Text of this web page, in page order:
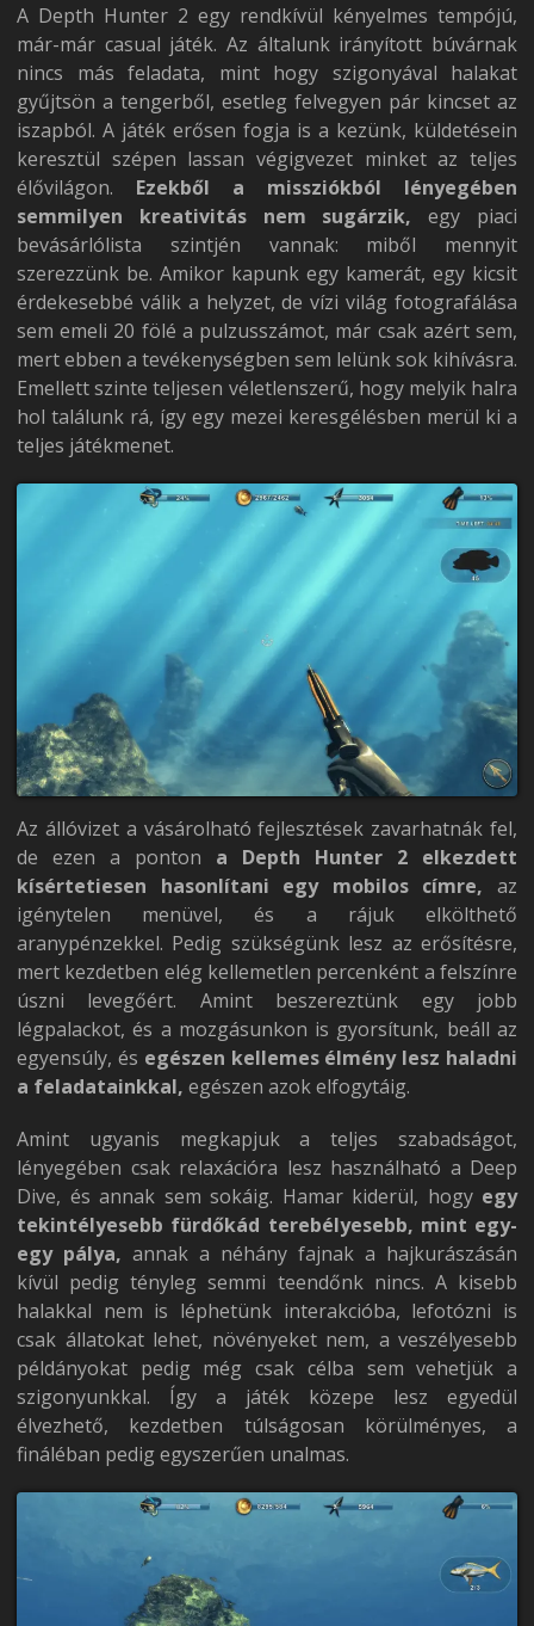
A Depth Hunter 2 egy rendkívül kényelmes tempójú,
már-már casual játék. Az általunk irányított búvárnak
nincs más feladata, mint hogy szigonyával halakat
gyűjtsön a tengerből, esetleg felvegyen pár kincset az
iszapból. A játék erősen fogja is a kezünk, küldetésein
keresztül szépen lassan végigvezet minket az teljes
élővilágon. Ezekből a missziókból lényegében
semmilyen kreativitás nem sugárzik,egy piaci
bevásárlólista szintjén vannak: miből mennyit
szerezzünk be. Amikor kapunk egy kamerát, egy kicsit
érdekesebbé válik a helyzet, de vízi világ fotografálása
sem emeli 20 fölé a pulzusszámot, már csak azért sem,
mert ebben a tevékenységben sem lelünk sok kihívásra.
Emellett szinte teljesen véletlenszerű, hogy melyik halra
hol találunk rá, így egy mezei keresgélésben merül ki a
teljes játékmenet.
Az állóvizet a vásárolható fejlesztések zavarhatnák fel,
de ezen a ponton a Depth Hunter 2 elkezdett
kísértetiesen hasonlítani egy mobilos címre, az
igénytelen menüvel, és a rájuk elkölthető
aranypénzekkel. Pedig szükségünk lesz az erősítésre,
mert kezdetben elég kellemetlen percenként a felszínre
úszni levegőért. Amint beszereztünk egy jobb
légpalackot, és a mozgásunkon is gyorsítunk, beáll az
egyensúly, és egészen kellemes élmény lesz haladni
a feladatainkkal, egészen azok elfogytáig.
Amint ugyanis megkapjuk a teljes szabadságot,
lényegében csak relaxációra lesz használható a Deep
Dive, és annak sem sokáig. Hamar kiderül, hogy egy
tekintélyesebb fürdőkád terebélyesebb, mint egy-
egy pálya, annak a néhány fajnak a hajkurászásán
kívül pedig tényleg semmi teendőnk nincs. A kisebb
halakkal nem is léphetünk interakcióba, lefotózni is
csak állatokat lehet, növényeket nem, a veszélyesebb
példányokat pedig még csak célba sem vehetjük a
szigonyunkkal. Így a játék közepe lesz egyedül
élvezhető, kezdetben túlságosan körülményes, a
fináléban pedig egyszerűen unalmas.